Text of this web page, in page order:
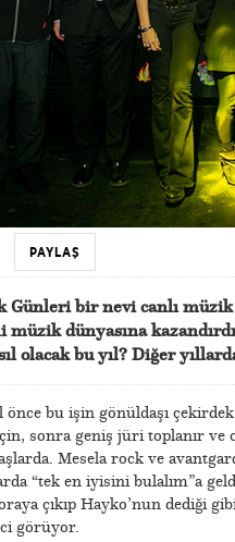
PAYLAŞ
Günleri bir nevi canlı
müzik dünyasına
olacak bu yıl? Diğer
önce bu işin gönüldaşı
sonra geniş jüri toplanır ve
Mesela rock ve
“tek en iyisini bulalım”a
çıkıp Hayko’nun dediği
görüyor.